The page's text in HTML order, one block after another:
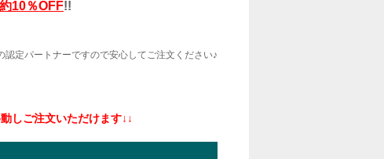
約10％OFF!!
認定パートナーですので安心してご注文ください♪
しご注文いただけます↓↓